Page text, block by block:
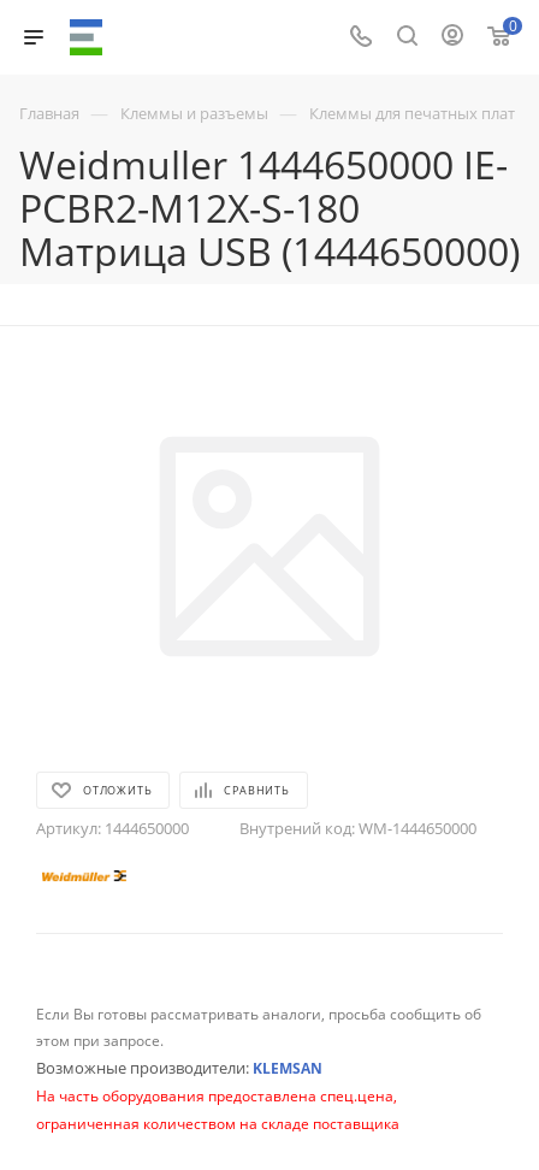
0
Главная — Клеммы и разъемы — Клеммы для печатных плат
Weidmuller 1444650000 IE-
PCBR2-M12X-S-180
Матрица USB (1444650000)
ОТЛОЖИТЬ СРАВНИТЬ
Артикул: 1444650000 Внутрений код:WM-1444650000
Если Вы готовы рассматривать аналоги, просьба сообщить об
этом при запросе.
Возможные производители: KLEMSAN
На часть оборудования предоставлена спец.цена,
ограниченная количеством на складе поставщика